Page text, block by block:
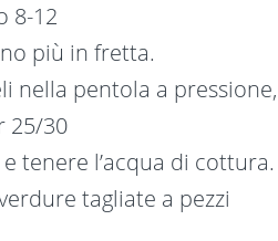
8-12
più in fretta.
nella pentola a pressione,
25/30
tenere l’acqua di cottura.
tagliate a pezzi